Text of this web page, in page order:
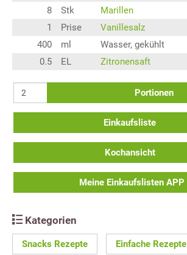
8
Stk
Marillen
1
Prise
Vanillesalz
400
ml
Wasser, gekühlt
0.5
EL Zitronensaft
Portionen
Einkaufsliste
Kochansicht
Meine Einkaufslisten APP
Kategorien
Snacks Rezepte Einfache Rezepte